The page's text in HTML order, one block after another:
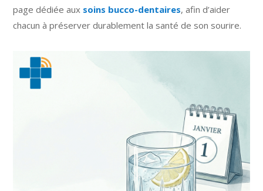
page dédiée aux soins bucco-dentaires, afin d’aider
chacun à préserver durablement la santé de son sourire.